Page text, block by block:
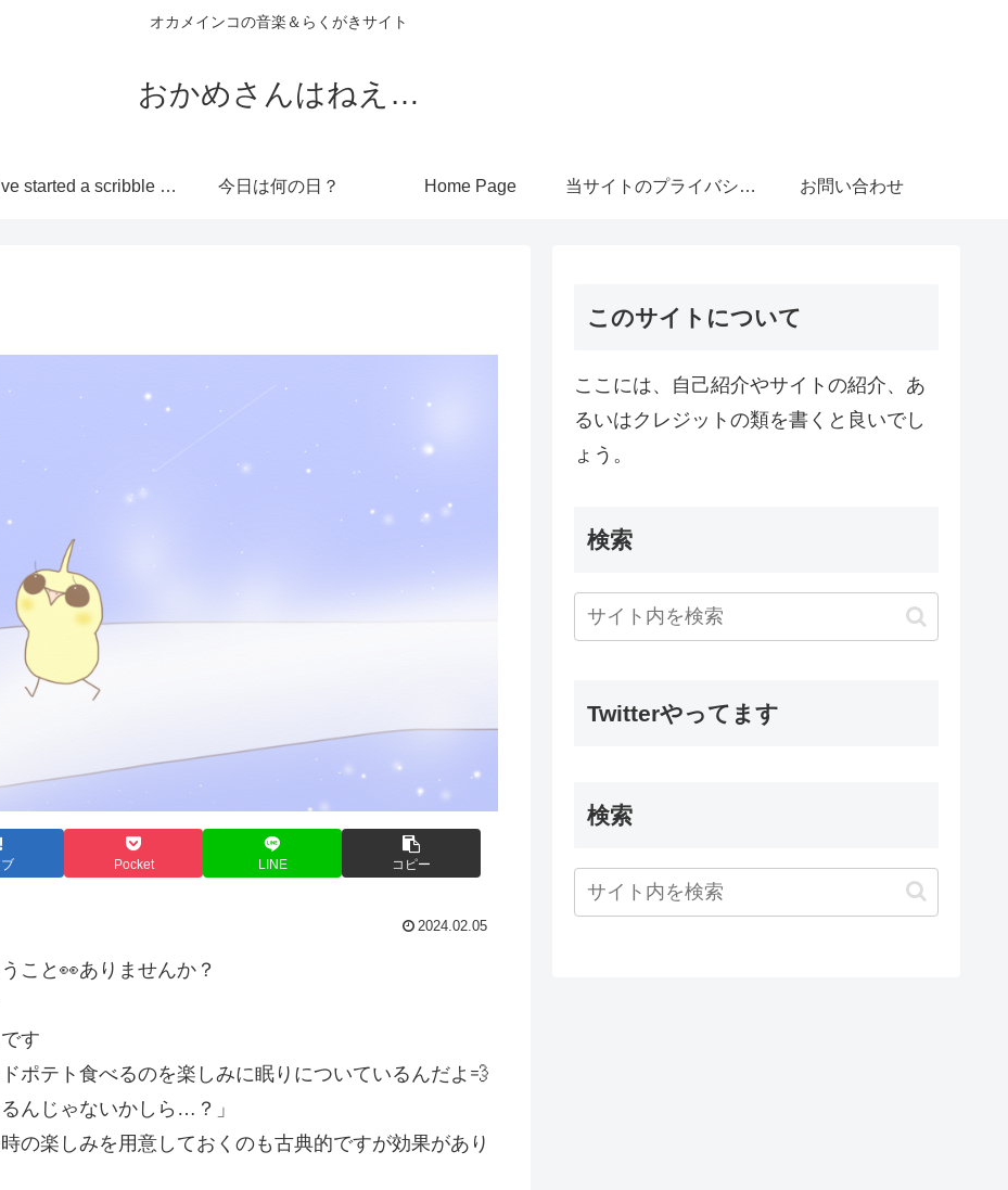
オカメインコの音楽＆らくがきサイト
おかめさんはねえ…
I’ve started a scribble site! 今日は何の日？ Home Page 当サイトのプライバシーポリシーについて お問い合わせ
Pocket LINE コピー
2024.02.05
こと👀ありませんか？
す
ポテト食べるのを楽しみに眠りについているんだよ💨
んじゃないかしら…？」
の楽しみを用意しておくのも古典的ですが効果があり
このサイトについて
ここには、自己紹介やサイトの紹介、あ
るいはクレジットの類を書くと良いでし
ょう。
検索
Twitterやってます
検索